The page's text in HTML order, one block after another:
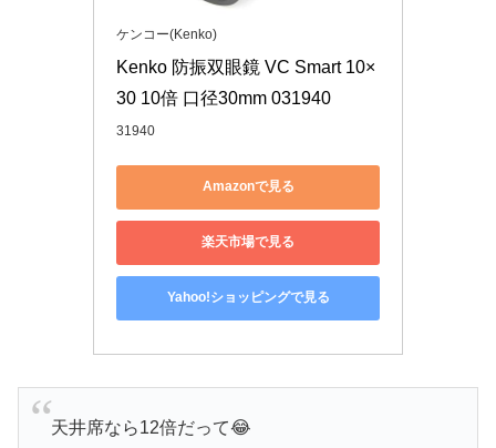
ケンコー(Kenko)
Kenko 防振双眼鏡 VC Smart 10×
30 10倍 口径30mm 031940
31940
Amazonで見る
楽天市場で見る
Yahoo!ショッピングで見る
天井席なら12倍だって😂